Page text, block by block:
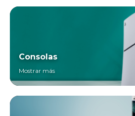
Consolas
Mostrar más